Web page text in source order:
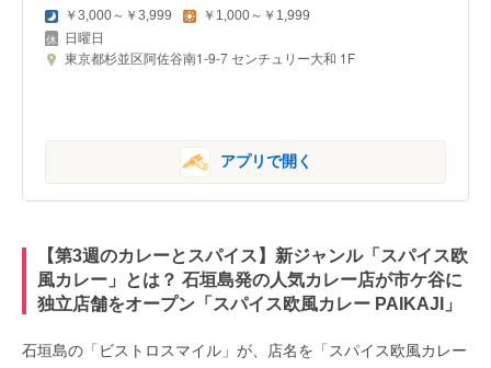
￥3,000～￥3,999 ￥1,000～￥1,999
日曜日
東京都杉並区阿佐谷南1-9-7 センチュリー大和 1F
アプリで開く
【第3週のカレーとスパイス】新ジャンル「スパイス欧
風カレー」とは？ 石垣島発の人気カレー店が市ケ谷に
独立店舗をオープン「スパイス欧風カレー PAIKAJI」
石垣島の「ビストロスマイル」が、店名を「スパイス欧風カレー